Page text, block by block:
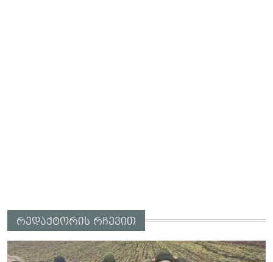
რედაქტორის რჩევით